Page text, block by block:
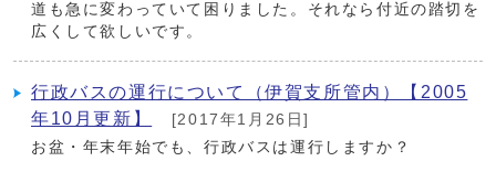
道も急に変わっていて困りました。それなら付近の踏切を
広くして欲しいです。
行政バスの運行について（伊賀支所管内）【2005
年10月更新】
[2017年1月26日]
お盆・年末年始でも、行政バスは運行しますか？